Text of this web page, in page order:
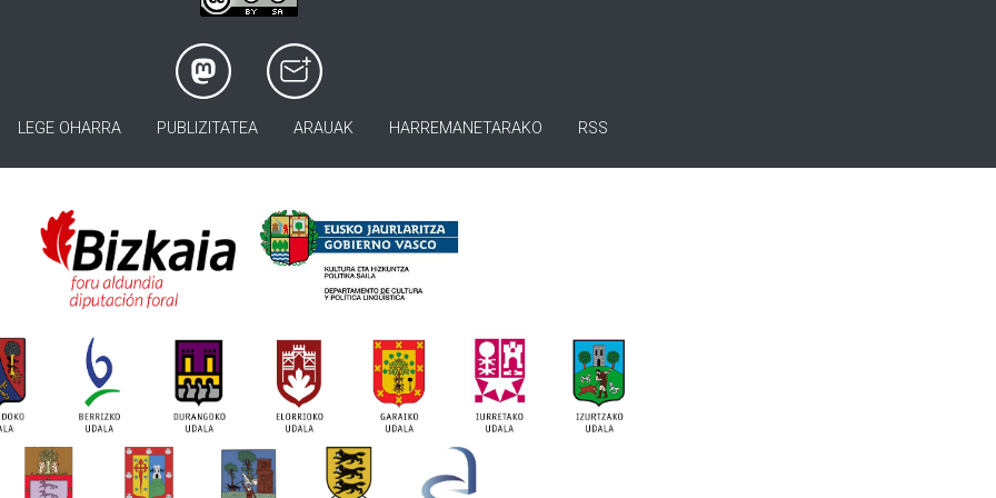
LEGE OHARRA PUBLIZITATEA ARAUAK HARREMANETARAKO RSS